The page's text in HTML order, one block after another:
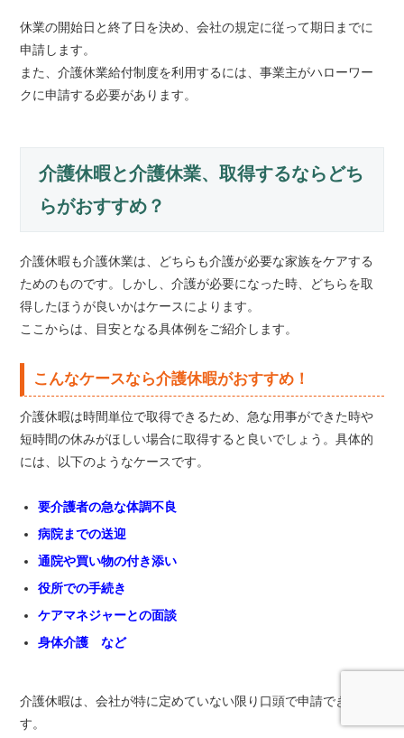
休業の開始日と終了日を決め、会社の規定に従って期日までに
申請します。
また、介護休業給付制度を利用するには、事業主がハローワー
クに申請する必要があります。
介護休暇と介護休業、取得するならどち
らがおすすめ？
介護休暇も介護休業は、どちらも介護が必要な家族をケアする
ためのものです。しかし、介護が必要になった時、どちらを取
得したほうが良いかはケースによります。
ここからは、目安となる具体例をご紹介します。
こんなケースなら介護休暇がおすすめ！
介護休暇は時間単位で取得できるため、急な用事ができた時や
短時間の休みがほしい場合に取得すると良いでしょう。具体的
には、以下のようなケースです。
要介護者の急な体調不良
病院までの送迎
通院や買い物の付き添い
役所での手続き
ケアマネジャーとの面談
身体介護 など
介護休暇は、会社が特に定めていない限り口頭で申請できま
す。